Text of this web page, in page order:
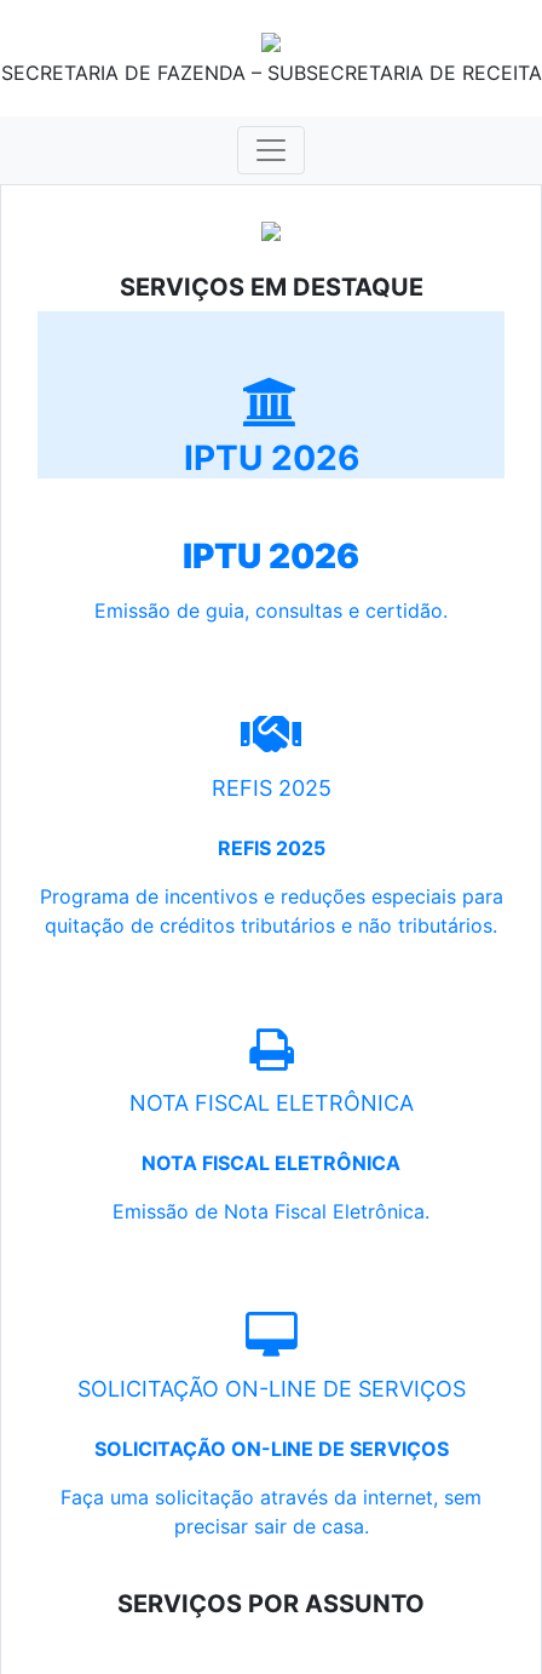
SECRETARIA DE FAZENDA – SUBSECRETARIA DE RECEITA
SERVIÇOS EM DESTAQUE
IPTU 2026
IPTU 2026
Emissão de guia, consultas e certidão.
REFIS 2025
REFIS 2025
Programa de incentivos e reduções especiais para
quitação de créditos tributários e não tributários.
NOTA FISCAL ELETRÔNICA
NOTA FISCAL ELETRÔNICA
Emissão de Nota Fiscal Eletrônica.
SOLICITAÇÃO ON-LINE DE SERVIÇOS
SOLICITAÇÃO ON-LINE DE SERVIÇOS
Faça uma solicitação através da internet, sem
precisar sair de casa.
SERVIÇOS POR ASSUNTO